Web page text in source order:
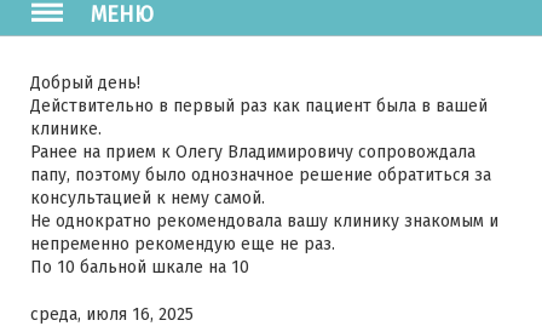
МЕНЮ
Добрый день!
Действительно в первый раз как пациент была в вашей
клинике.
Ранее на прием к Олегу Владимировичу сопровождала
папу, поэтому было однозначное решение обратиться за
консультацией к нему самой.
Не однократно рекомендовала вашу клинику знакомым и
непременно рекомендую еще не раз.
По 10 бальной шкале на 10
среда, июля 16, 2025